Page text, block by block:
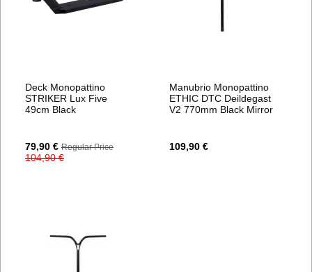
Deck Monopattino
STRIKER Lux Five
49cm Black
Special
Price
79,90 € Regular Price
104,90 €
Manubrio Monopattino
ETHIC DTC Deildegast
V2 770mm Black Mirror
109,90 €